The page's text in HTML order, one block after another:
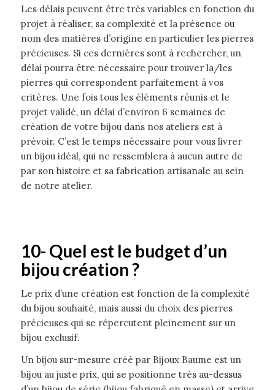
Les délais peuvent être très variables en fonction du
projet à réaliser, sa complexité et la présence ou
nom des matières d’origine en particulier les pierres
précieuses. Si ces dernières sont à rechercher, un
délai pourra être nécessaire pour trouver la/les
pierres qui correspondent parfaitement à vos
critères. Une fois tous les éléments réunis et le
projet validé, un délai d’environ 6 semaines de
création de votre bijou dans nos ateliers est à
prévoir. C’est le temps nécessaire pour vous livrer
un bijou idéal, qui ne ressemblera à aucun autre de
par son histoire et sa fabrication artisanale au sein
de notre atelier.
10- Quel est le budget d’un
bijou création ?
Le prix d’une création est fonction de la complexité
du bijou souhaité, mais aussi du choix des pierres
précieuses qui se répercutent pleinement sur un
bijou exclusif.
Un bijou sur-mesure créé par Bijoux Baume est un
bijou au juste prix, qui se positionne très au-dessus